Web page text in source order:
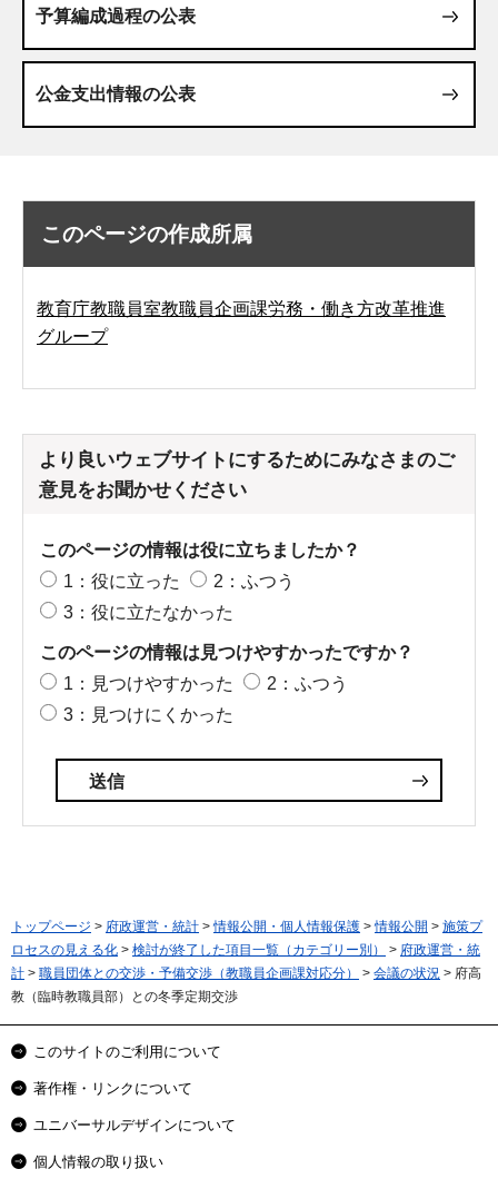
予算編成過程の公表
公金支出情報の公表
このページの作成所属
教育庁教職員室教職員企画課労務・働き方改革推進
グループ
より良いウェブサイトにするためにみなさまのご
意見をお聞かせください
このページの情報は役に立ちましたか？
1：役に立った
2：ふつう
3：役に立たなかった
このページの情報は見つけやすかったですか？
1：見つけやすかった
2：ふつう
3：見つけにくかった
トップページ > 府政運営・統計 >情報公開・個人情報保護 >情報公開 > 施策プ
ロセスの見える化 > 検討が終了した項目一覧（カテゴリー別） > 府政運営・統
計 > 職員団体との交渉・予備交渉（教職員企画課対応分） > 会議の状況 > 府高
教（臨時教職員部）との冬季定期交渉
このサイトのご利用について
著作権・リンクについて
ユニバーサルデザインについて
個人情報の取り扱い